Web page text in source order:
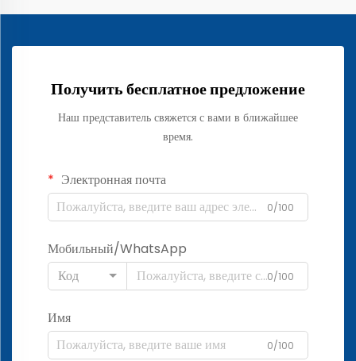
Получить бесплатное предложение
Наш представитель свяжется с вами в ближайшее
время.
Электронная почта
0/100
Мобильный/WhatsApp
Код
0/100
Имя
0/100